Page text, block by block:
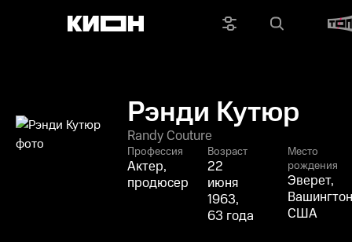
Рэнди Кутюр
Randy Couture
Профессия
Актер,
продюсер
Возраст
22
июня
1963,
63 года
Место
рождения
Эверет,
США